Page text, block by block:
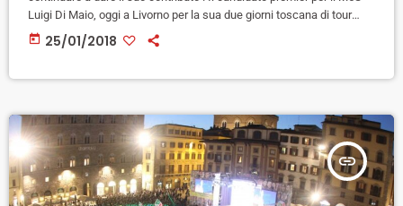
Luigi Di Maio, oggi a Livorno per la sua due giorni toscana di tour
elettorale mostra pieno appoggio al sindaco pentastellato Filippo
Nogarin. Un endorsement" pieno dopo che era stato lo stesso primo
today 25/01/2018
insert_link